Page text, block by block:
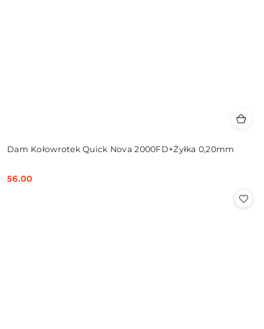
Dam Kołowrotek Quick Nova 2000FD+Żyłka 0,20mm
Cena:
56.00